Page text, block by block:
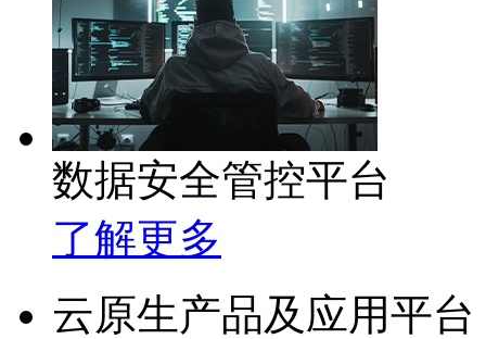
数据安全管控平台
了解更多
云原生产品及应用平台